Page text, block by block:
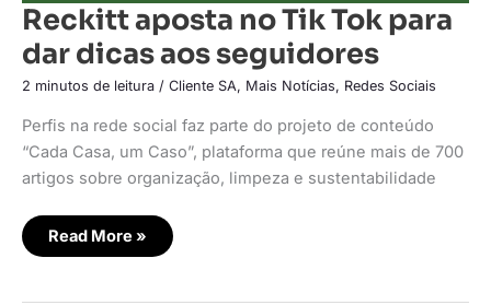
Reckitt aposta no Tik Tok para
dar dicas aos seguidores
2 minutos de leitura / Cliente SA, Mais Notícias, Redes Sociais
Perfis na rede social faz parte do projeto de conteúdo
“Cada Casa, um Caso”, plataforma que reúne mais de 700
artigos sobre organização, limpeza e sustentabilidade
Read More »